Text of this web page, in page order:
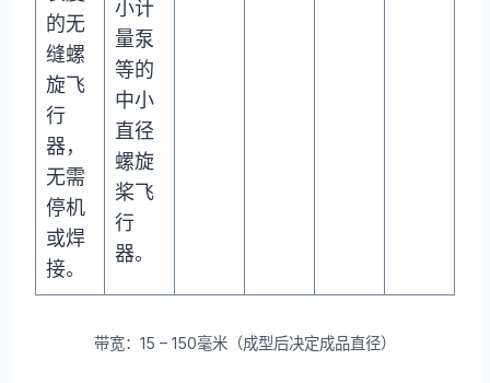
的无
缝螺
旋飞
行
器，
无需
停机
或焊
接。
小计
量泵
等的
中小
直径
螺旋
桨飞
行
器。
带宽：15 – 150毫米（成型后决定成品直径）